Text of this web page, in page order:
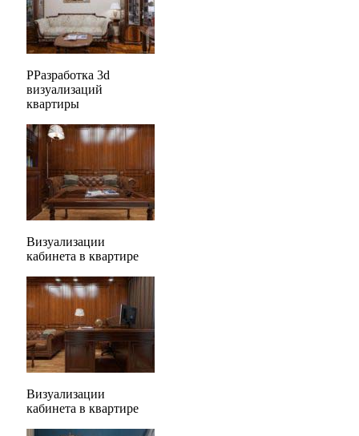
РРазработка 3d
визуализаций
квартиры
Визуализации
кабинета в квартире
Визуализации
кабинета в квартире